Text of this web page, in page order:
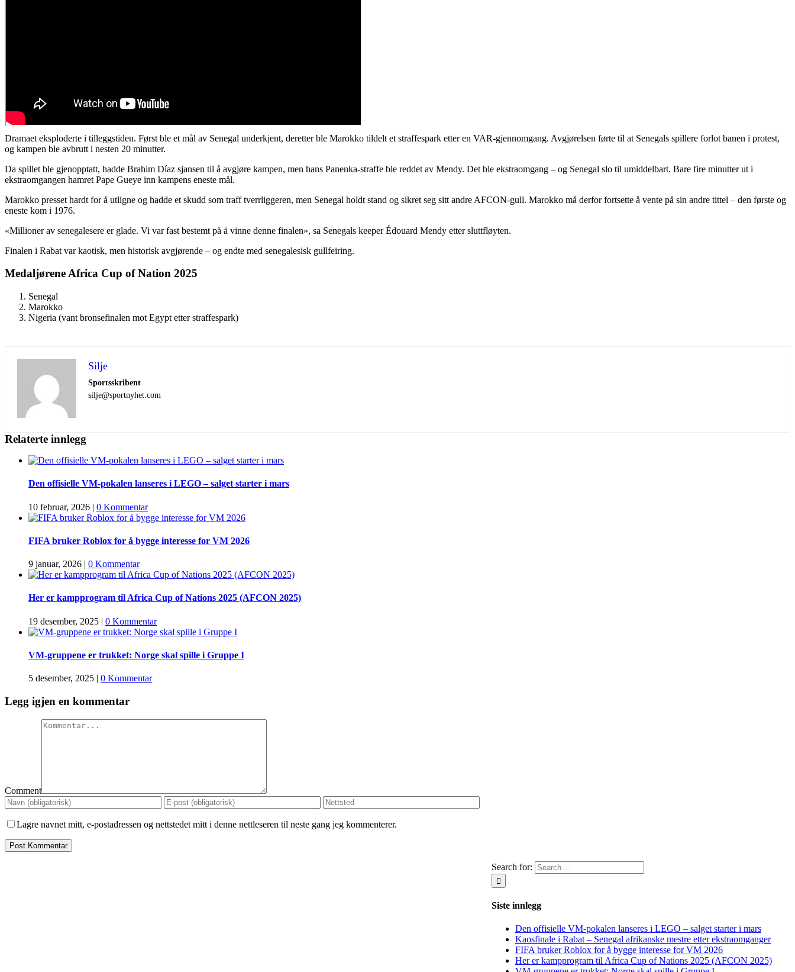
Dramaet eksploderte i tilleggstiden. Først ble et mål av Senegal underkjent, deretter ble Marokko tildelt et straffespark etter en VAR-gjennomgang. Avgjørelsen førte til at Senegals spillere forlot banen i protest,
og kampen ble avbrutt i nesten 20 minutter.
Da spillet ble gjenopptatt, hadde Brahim Díaz sjansen til å avgjøre kampen, men hans Panenka-straffe ble reddet av Mendy. Det ble ekstraomgang – og Senegal slo til umiddelbart. Bare fire minutter ut i
ekstraomgangen hamret Pape Gueye inn kampens eneste mål.
Marokko presset hardt for å utligne og hadde et skudd som traff tverrliggeren, men Senegal holdt stand og sikret seg sitt andre AFCON-gull. Marokko må derfor fortsette å vente på sin andre tittel – den første og
eneste kom i 1976.
«Millioner av senegalesere er glade. Vi var fast bestemt på å vinne denne finalen», sa Senegals keeper Édouard Mendy etter sluttfløyten.
Finalen i Rabat var kaotisk, men historisk avgjørende – og endte med senegalesisk gullfeiring.
Medaljørene Africa Cup of Nation 2025
Senegal
Marokko
Nigeria (vant bronsefinalen mot Egypt etter straffespark)
Silje
Sportsskribent
silje@sportnyhet.com
Relaterte innlegg
Den offisielle VM-pokalen lanseres i LEGO – salget starter i mars
10 februar, 2026 | 0 Kommentar
FIFA bruker Roblox for å bygge interesse for VM 2026
9 januar, 2026 | 0 Kommentar
Her er kampprogram til Africa Cup of Nations 2025 (AFCON 2025)
19 desember, 2025 | 0 Kommentar
VM-gruppene er trukket: Norge skal spille i Gruppe I
5 desember, 2025 | 0 Kommentar
Legg igjen en kommentar
Comment
Lagre navnet mitt, e-postadressen og nettstedet mitt i denne nettleseren til neste gang jeg kommenterer.
Search for:
Siste innlegg
Den offisielle VM-pokalen lanseres i LEGO – salget starter i mars
Kaosfinale i Rabat – Senegal afrikanske mestre etter ekstraomganger
FIFA bruker Roblox for å bygge interesse for VM 2026
Her er kampprogram til Africa Cup of Nations 2025 (AFCON 2025)